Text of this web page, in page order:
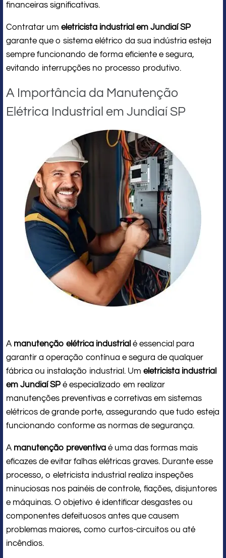
financeiras significativas.
Contratar um eletricista industrial em Jundiaí SP
garante que o sistema elétrico da sua indústria esteja
sempre funcionando de forma eficiente e segura,
evitando interrupções no processo produtivo.
A Importância da Manutenção
Elétrica Industrial em Jundiaí SP
A manutenção elétrica industrial é essencial para
garantir a operação contínua e segura de qualquer
fábrica ou instalação industrial. Um eletricista industrial
em Jundiaí SP é especializado em realizar
manutenções preventivas e corretivas em sistemas
elétricos de grande porte, assegurando que tudo esteja
funcionando conforme as normas de segurança.
A manutenção preventiva é uma das formas mais
eficazes de evitar falhas elétricas graves. Durante esse
processo, o eletricista industrial realiza inspeções
minuciosas nos painéis de controle, fiações, disjuntores
e máquinas. O objetivo é identificar desgastes ou
componentes defeituosos antes que causem
problemas maiores, como curtos-circuitos ou até
incêndios.